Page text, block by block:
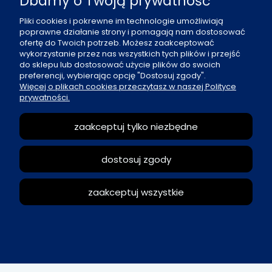
al. Boh. Warszawy 21, 70-372 Szczecin
91 484 07 06
biuro@office-land.pl
Fax: 91 484 49 27
O nas
Zasady sprzedaży
Reklamacje i zwroty
Moje konto
Pliki cookies i pokrewne im technologie umożliwiają
poprawne działanie strony i pomagają nam dostosować
ofertę do Twoich potrzeb. Możesz zaakceptować
wykorzystanie przez nas wszystkich tych plików i przejść
do sklepu lub dostosować użycie plików do swoich
preferencji, wybierając opcję "Dostosuj zgody".
Więcej o plikach cookies przeczytasz w naszej Polityce
prywatności.
zaakceptuj tylko niezbędne
dostosuj zgody
zaakceptuj wszystkie